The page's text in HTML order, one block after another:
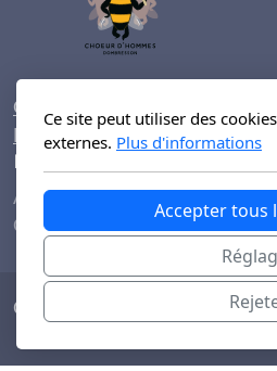
Choeur d'hommes de
Festival Bourdon
Menu principal
Accueil
GROUPES
Copyright, tous droits réservés
Ce site peut utiliser des
externes. Plus d'informations
Accepter tous